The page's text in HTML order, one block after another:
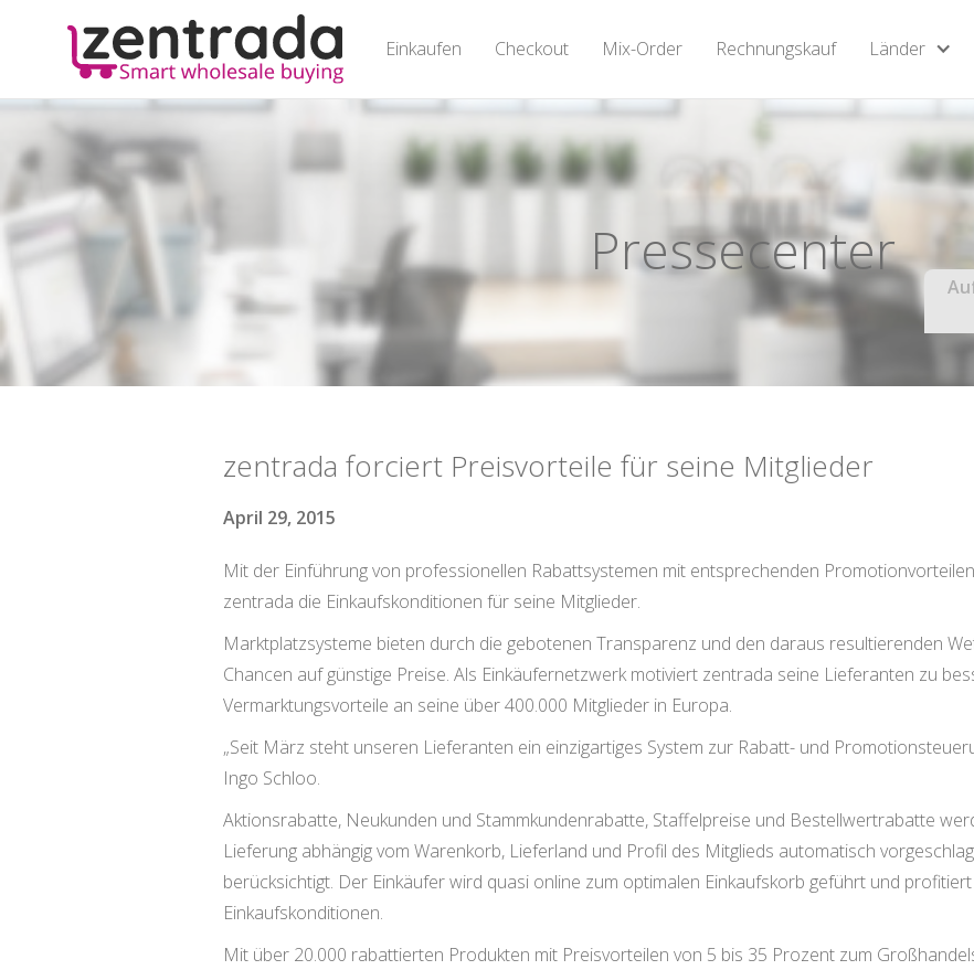
Einkaufen Checkout Mix-Order Rechnungskauf Länder
Pressecenter
zentrada forciert Preisvorteile für seine Mitglieder
April 29, 2015
Mit der Einführung von professionellen Rabattsystemen mit entsprechenden
zentrada die Einkaufskonditionen für seine Mitglieder.
Marktplatzsysteme bieten durch die gebotenen Transparenz und den daraus resultierenden
Chancen auf günstige Preise. Als Einkäufernetzwerk motiviert zentrada seine Lieferanten zu
Vermarktungsvorteile an seine über 400.000 Mitglieder in Europa.
„Seit März steht unseren Lieferanten ein einzigartiges System zur Rabatt- und
Ingo Schloo.
Aktionsrabatte, Neukunden und Stammkundenrabatte, Staffelpreise und Bestellwertrabatte
Lieferung abhängig vom Warenkorb, Lieferland und Profil des Mitglieds automatisch
berücksichtigt. Der Einkäufer wird quasi online zum optimalen Einkaufskorb geführt und
Einkaufskonditionen.
Mit über 20.000 rabattierten Produkten mit Preisvorteilen von 5 bis 35 Prozent zum